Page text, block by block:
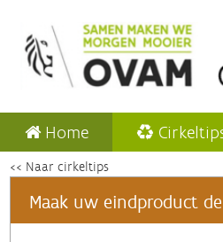
Home
<< Naar cirkeltips
Maak uw eindproduct